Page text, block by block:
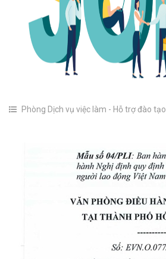
Phòng Dịch vụ việc làm - Hỗ trợ đào tạo